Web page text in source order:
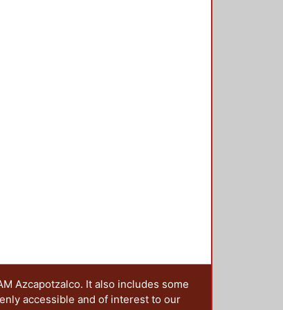
Azcapotzalco. It also includes some
accessible and of interest to our